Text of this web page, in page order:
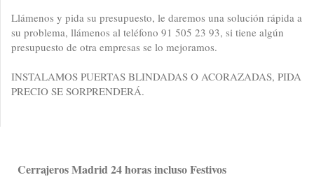
Llámenos y pida su presupuesto, le daremos una solución rápida a
su problema, llámenos al teléfono 91 505 23 93, si tiene algún
presupuesto de otra empresas se lo mejoramos.
INSTALAMOS PUERTAS BLINDADAS O ACORAZADAS, PIDA
PRECIO SE SORPRENDERÁ.
Cerrajeros Madrid 24 horas incluso Festivos